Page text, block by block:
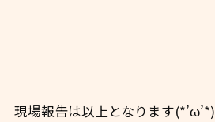
現場報告は以上となります(*’ω’*)